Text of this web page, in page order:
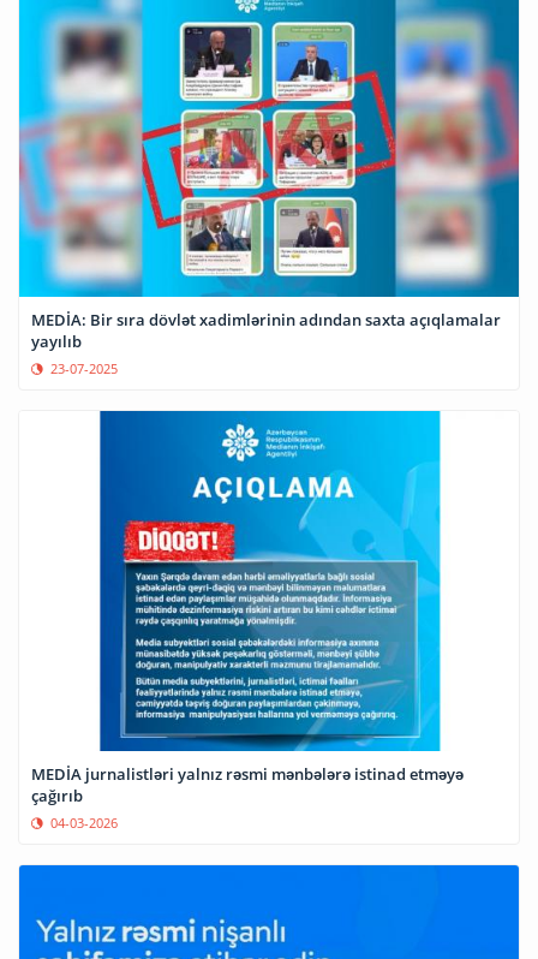
MEDİA: Bir sıra dövlət xadimlərinin adından saxta açıqlamalar
yayılıb
23-07-2025
MEDİA jurnalistləri yalnız rəsmi mənbələrə istinad etməyə
çağırıb
04-03-2026